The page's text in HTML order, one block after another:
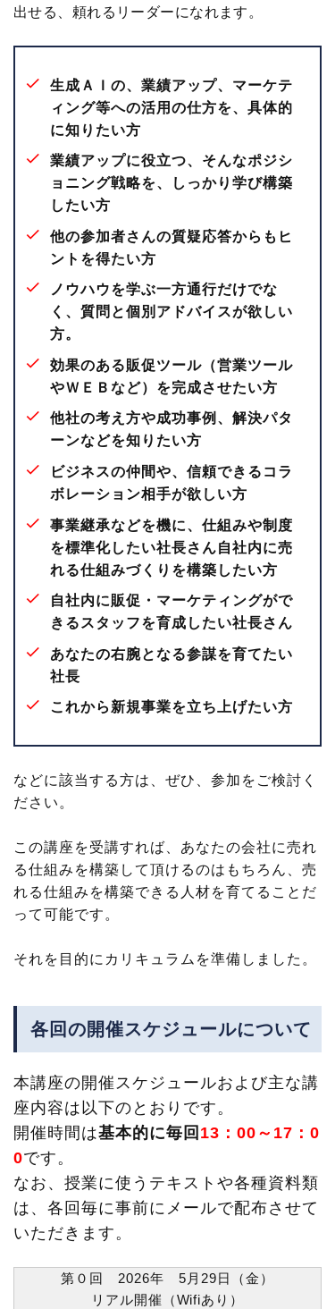
出せる、頼れるリーダーになれます。
生成ＡＩの、業績アップ、マーケテ
ィング等への活用の仕方を、具体的
に知りたい方
業績アップに役立つ、そんなポジシ
ョニング戦略を、しっかり学び構築
したい方
他の参加者さんの質疑応答からもヒ
ントを得たい方
ノウハウを学ぶ一方通行だけでな
く、質問と個別アドバイスが欲しい
方。
効果のある販促ツール（営業ツール
やＷＥＢなど）を完成させたい方
他社の考え方や成功事例、解決パタ
ーンなどを知りたい方
ビジネスの仲間や、信頼できるコラ
ボレーション相手が欲しい方
事業継承などを機に、仕組みや制度
を標準化したい社長さん自社内に売
れる仕組みづくりを構築したい方
自社内に販促・マーケティングがで
きるスタッフを育成したい社長さん
あなたの右腕となる参謀を育てたい
社長
これから新規事業を立ち上げたい方
などに該当する方は、ぜひ、参加をご検討く
ださい。
この講座を受講すれば、あなたの会社に売れ
る仕組みを構築して頂けるのはもちろん、売
れる仕組みを構築できる人材を育てることだ
って可能です。
それを目的にカリキュラムを準備しました。
各回の開催スケジュールについて
本講座の開催スケジュールおよび主な講
座内容は以下のとおりです。
開催時間は基本的に毎回 13：00～17：0
0です。
なお、授業に使うテキストや各種資料類
は、各回毎に事前にメールで配布させて
いただきます。
第０回 2026年 5月29日（金）
リアル開催（Wifiあり）